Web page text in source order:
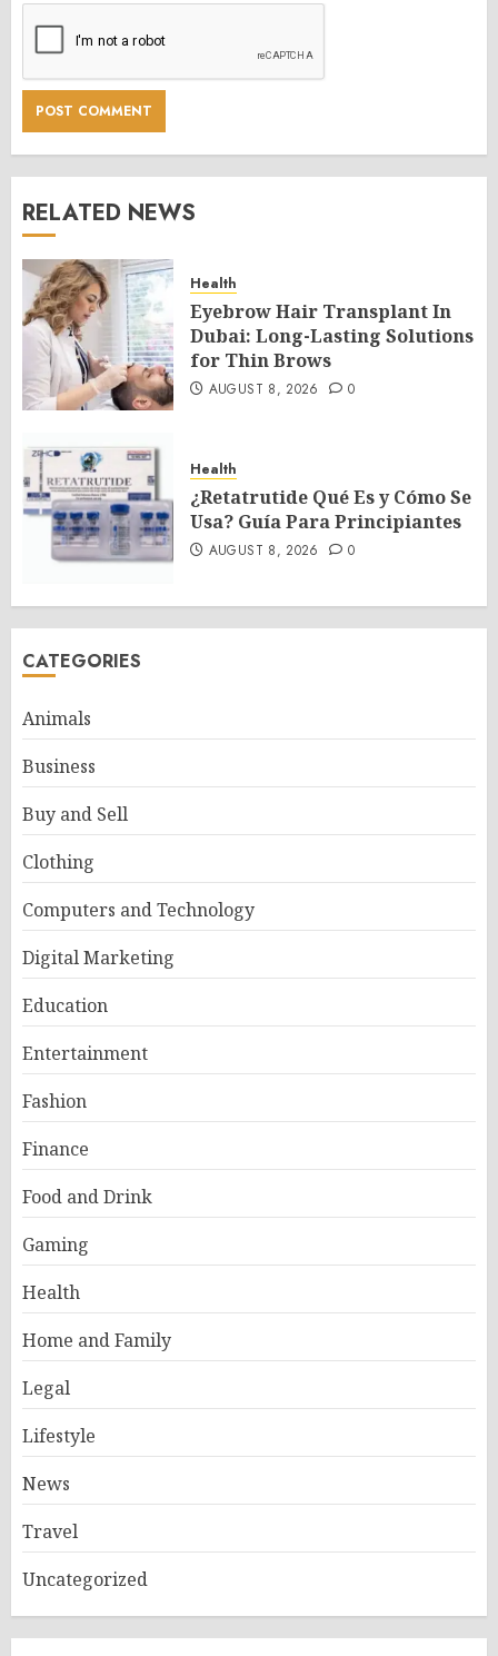
RELATED NEWS
Health
Eyebrow Hair Transplant In
Dubai: Long-Lasting Solutions
for Thin Brows
AUGUST 8, 2026 0
Health
¿Retatrutide Qué Es y Cómo Se
Usa? Guía Para Principiantes
AUGUST 8, 2026 0
CATEGORIES
Animals
Business
Buy and Sell
Clothing
Computers and Technology
Digital Marketing
Education
Entertainment
Fashion
Finance
Food and Drink
Gaming
Health
Home and Family
Legal
Lifestyle
News
Travel
Uncategorized